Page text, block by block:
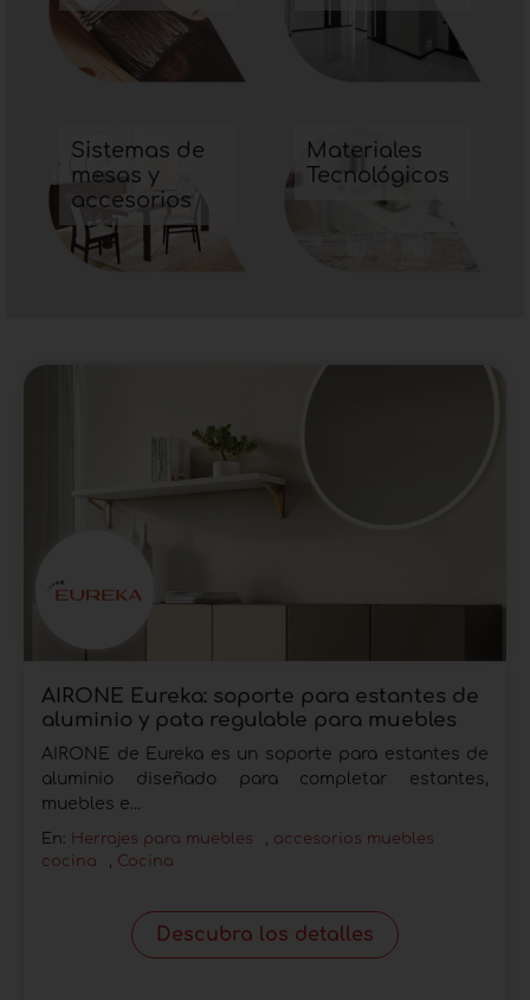
Sistemas de
mesas y
accesorios
Materiales
Tecnológicos
AIRONE Eureka: soporte para estantes de
aluminio y pata regulable para muebles
AIRONE de Eureka es un soporte para estantes de
aluminio diseñado para completar estantes,
muebles e...
En: Herrajes para muebles , accesorios muebles
cocina
, Cocina
Descubra los detalles